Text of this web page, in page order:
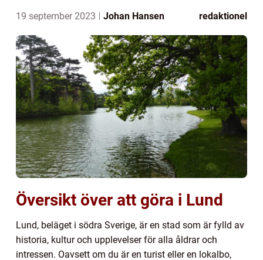
19 september 2023 Johan Hansen redaktionel
Översikt över att göra i Lund
Lund, beläget i södra Sverige, är en stad som är fylld av
historia, kultur och upplevelser för alla åldrar och
intressen. Oavsett om du är en turist eller en lokalbo,